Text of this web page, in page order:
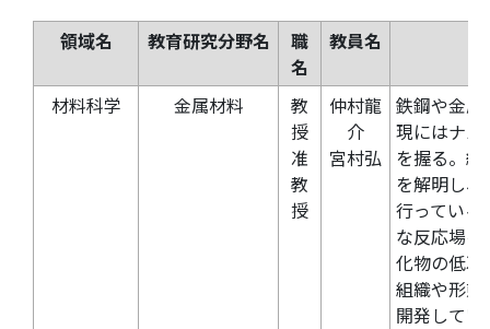
領域名 教育研究分野名
職
名
教員名
材料科学 金属材料
教
授
准
教
授
仲村龍
介
宮村弘
鉄鋼や金属
現にはナノ
を握る。
を解明し
行っている
な反応場
化物の低次
組織や形態
開発してい